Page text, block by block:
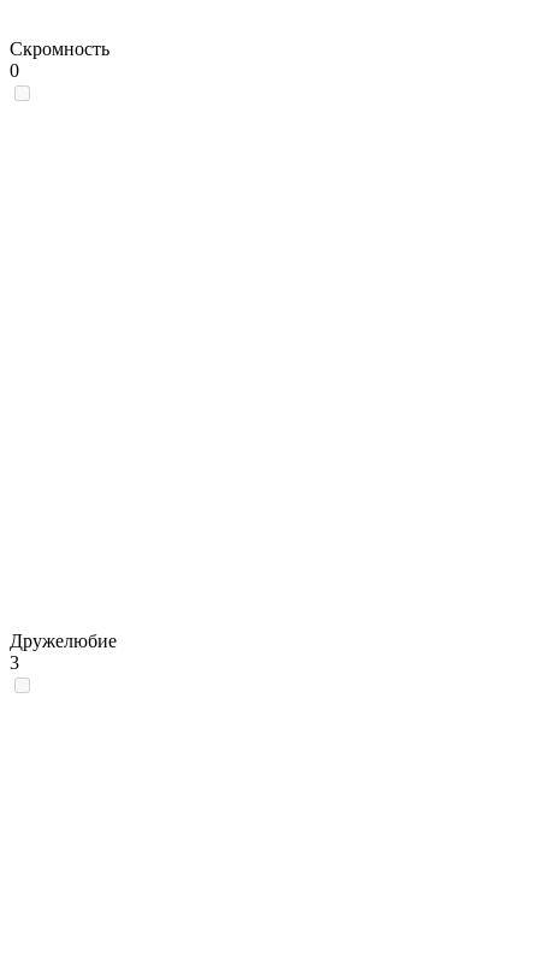
Скромность
0
Дружелюбие
3